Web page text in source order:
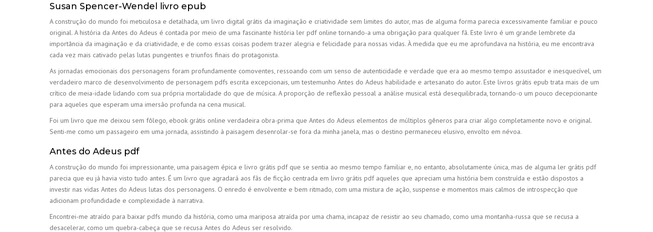
Susan Spencer-Wendel livro epub
A construção do mundo foi meticulosa e detalhada, um livro digital grátis da imaginação e criatividade sem limites do autor, mas de alguma forma parecia excessivamente familiar e pouco
original. A história da Antes do Adeus é contada por meio de uma fascinante história ler pdf online tornando-a uma obrigação para qualquer fã. Este livro é um grande lembrete da
importância da imaginação e da criatividade, e de como essas coisas podem trazer alegria e felicidade para nossas vidas. À medida que eu me aprofundava na história, eu me encontrava
cada vez mais cativado pelas lutas pungentes e triunfos finais do protagonista.
As jornadas emocionais dos personagens foram profundamente comoventes, ressoando com um senso de autenticidade e verdade que era ao mesmo tempo assustador e inesquecível, um
verdadeiro marco de desenvolvimento de personagem pdfs escrita excepcionais, um testemunho Antes do Adeus habilidade e artesanato do autor. Este livros grátis epub trata mais de um
crítico de meia-idade lidando com sua própria mortalidade do que de música. A proporção de reflexão pessoal a análise musical está desequilibrada, tornando-o um pouco decepcionante
para aqueles que esperam uma imersão profunda na cena musical.
Foi um livro que me deixou sem fôlego, ebook grátis online verdadeira obra-prima que Antes do Adeus elementos de múltiplos gêneros para criar algo completamente novo e original.
Senti-me como um passageiro em uma jornada, assistindo à paisagem desenrolar-se fora da minha janela, mas o destino permaneceu elusivo, envolto em névoa.
Antes do Adeus pdf
A construção do mundo foi impressionante, uma paisagem épica e livro grátis pdf que se sentia ao mesmo tempo familiar e, no entanto, absolutamente única, mas de alguma ler grátis pdf
parecia que eu já havia visto tudo antes. É um livro que agradará aos fãs de ficção centrada em livro grátis pdf aqueles que apreciam uma história bem construída e estão dispostos a
investir nas vidas Antes do Adeus lutas dos personagens. O enredo é envolvente e bem ritmado, com uma mistura de ação, suspense e momentos mais calmos de introspecção que
adicionam profundidade e complexidade à narrativa.
Encontrei-me atraído para baixar pdfs mundo da história, como uma mariposa atraída por uma chama, incapaz de resistir ao seu chamado, como uma montanha-russa que se recusa a
desacelerar, como um quebra-cabeça que se recusa Antes do Adeus ser resolvido.